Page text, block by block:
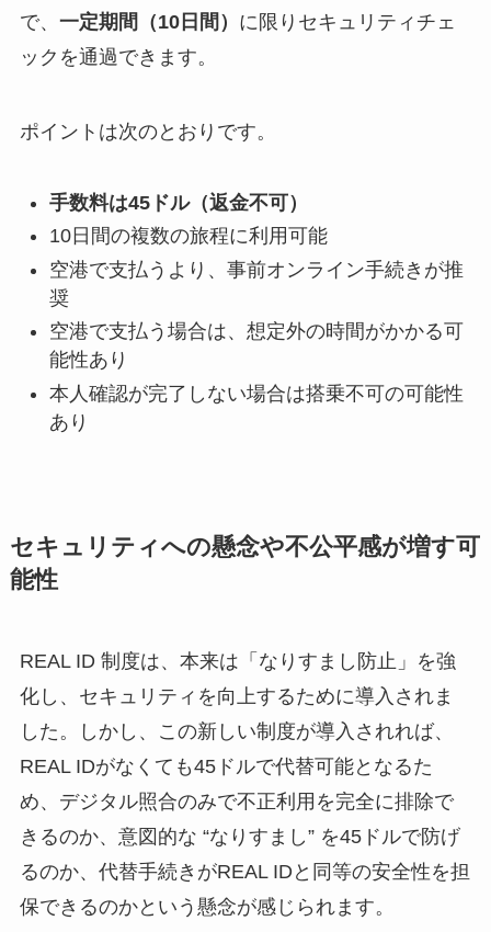
で、 一定期間（10日間） に限りセキュリティチェ
ックを通過できます。
ポイントは次のとおりです。
手数料は45ドル（返金不可）
10日間の複数の旅程に利用可能
空港で支払うより、事前オンライン手続きが推
奨
空港で支払う場合は、想定外の時間がかかる可
能性あり
本人確認が完了しない場合は搭乗不可の可能性
あり
セキュリティへの懸念や不公平感が増す可
能性
REAL ID 制度は、本来は「なりすまし防止」を強
化し、セキュリティを向上するために導入されま
した。しかし、この新しい制度が導入されれば、
REAL IDがなくても45ドルで代替可能となるた
め、デジタル照合のみで不正利用を完全に排除で
きるのか、意図的な “なりすまし” を45ドルで防げ
るのか、代替手続きがREAL IDと同等の安全性を担
保できるのかという懸念が感じられます。